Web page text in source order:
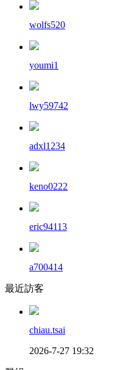
wolfs520
youmi1
lwy59742
adxl1234
keno0222
eric94113
a700414
最近訪客
chiau.tsai
2026-7-27 19:32